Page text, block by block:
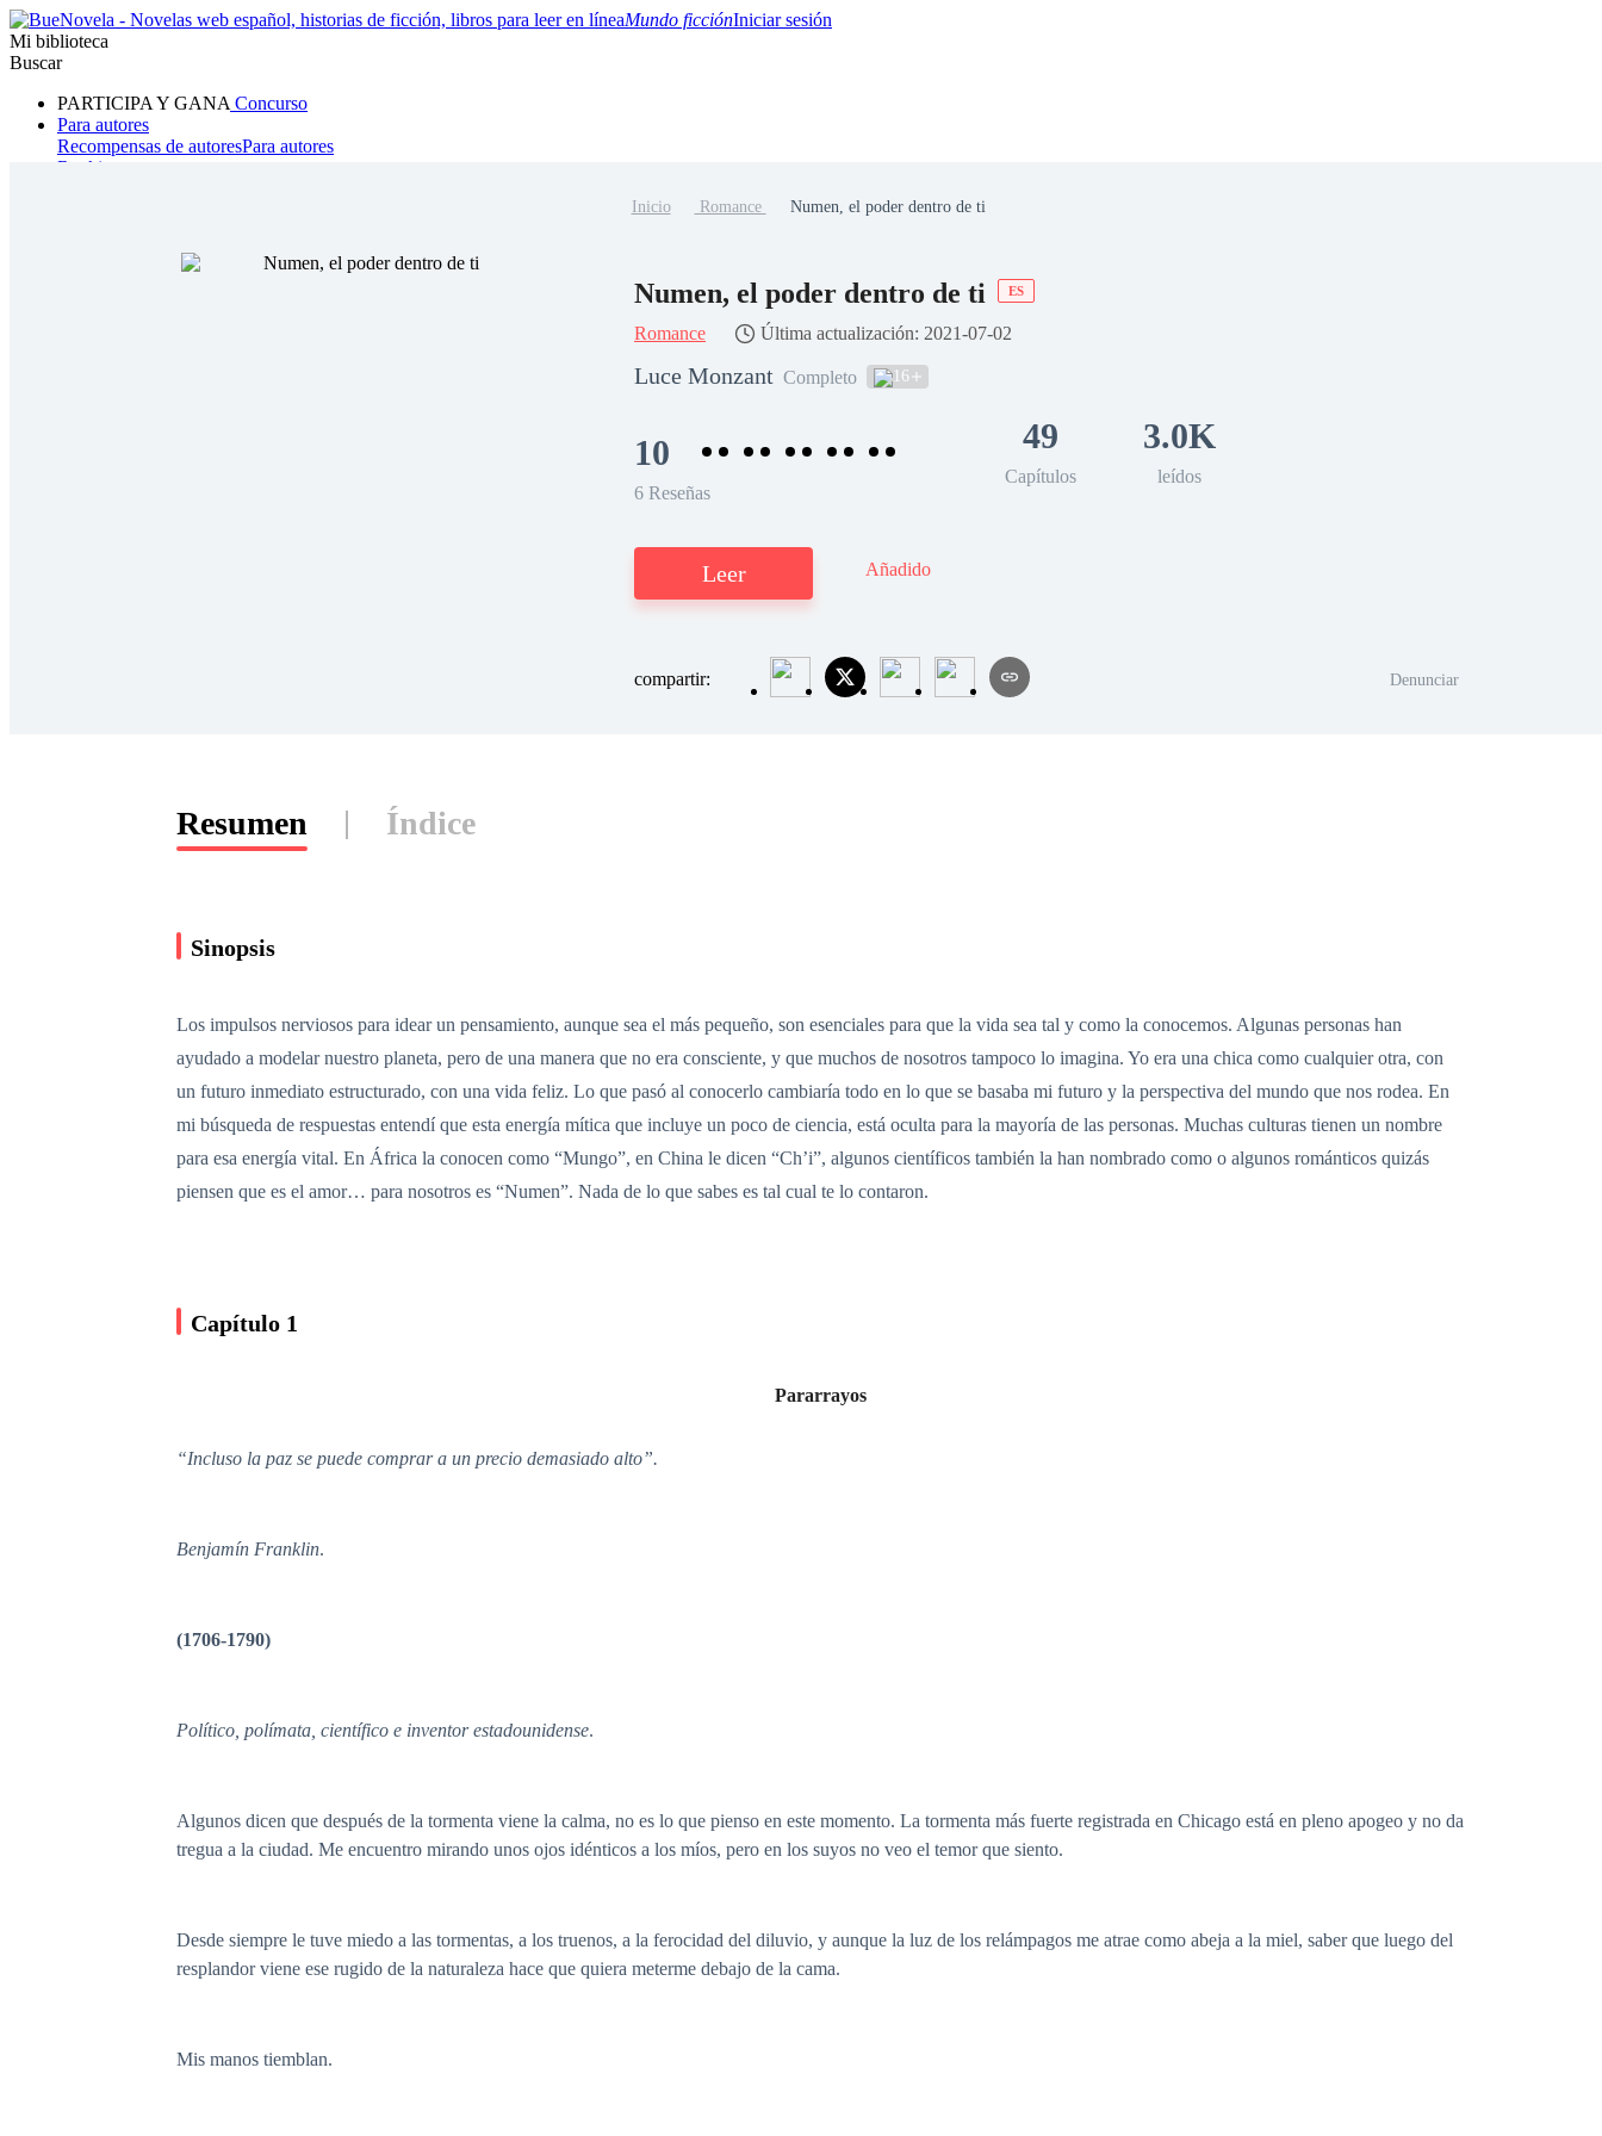
Mundo ficciónIniciar sesión
Mi biblioteca
Buscar
PARTICIPA Y GANA Concurso
Para autores
Recompensas de autoresPara autores
Ranking
Hombre lobo Sistema Fantasía Urbano
Inicio Romance Numen, el poder dentro de ti
Numen, el poder dentro de ti ES
Romance Última actualización: 2021-07-02
Luce Monzant Completo 16
10
6 Reseñas
49
Capítulos
3.0K
leídos
Leer Añadido
compartir: Denunciar
Resumen Índice
Sinopsis
Los impulsos nerviosos para idear un pensamiento, aunque sea el más pequeño, son esenciales para que la vida sea tal y como la conocemos. Algunas personas han
ayudado a modelar nuestro planeta, pero de una manera que no era consciente, y que muchos de nosotros tampoco lo imagina. Yo era una chica como cualquier otra, con
un futuro inmediato estructurado, con una vida feliz. Lo que pasó al conocerlo cambiaría todo en lo que se basaba mi futuro y la perspectiva del mundo que nos rodea. En
mi búsqueda de respuestas entendí que esta energía mítica que incluye un poco de ciencia, está oculta para la mayoría de las personas. Muchas culturas tienen un nombre
para esa energía vital. En África la conocen como “Mungo”, en China le dicen “Ch’i”, algunos científicos también la han nombrado como o algunos románticos quizás
piensen que es el amor… para nosotros es “Numen”. Nada de lo que sabes es tal cual te lo contaron.
Capítulo 1
Pararrayos
“Incluso la paz se puede comprar a un precio demasiado alto”.
Benjamín Franklin.
(1706-1790)
Político polímata científico e inventor estadounidense.
Algunos dicen que después de la tormenta viene la calma, no es lo que pienso en este momento. La tormenta más fuerte registrada en Chicago está en pleno apogeo y no da
tregua a la ciudad. Me encuentro mirando unos ojos idénticos a los míos, pero en los suyos no veo el temor que siento.
Desde siempre le tuve miedo a las tormentas, a los truenos, a la ferocidad del diluvio, y aunque la luz de los relámpagos me atrae como abeja a la miel, saber que luego del
resplandor viene ese rugido de la naturaleza hace que quiera meterme debajo de la cama.
Mis manos tiemblan.